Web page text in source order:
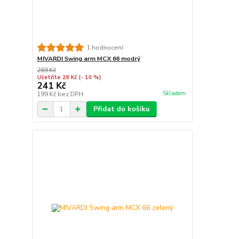
1 hodnocení
MIVARDI Swing arm MCX 66 modrý
269 Kč
Ušetříte 28 Kč (- 10 %)
241 Kč
199 Kč bez DPH Skladem
Přidat do košíku